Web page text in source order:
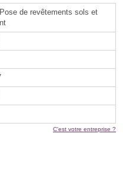
de revêtements sols et
C'est votre entreprise ?